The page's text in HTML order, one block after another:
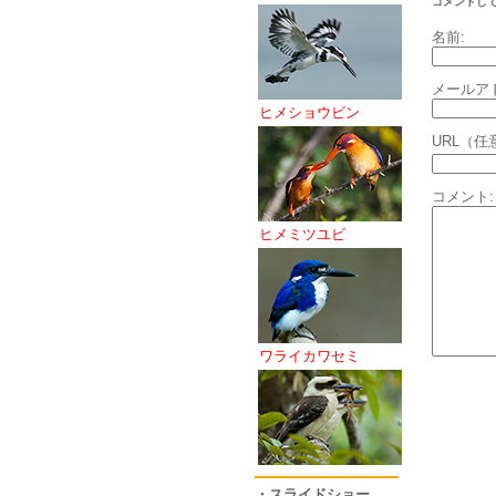
ヒメショウビン
ヒメミツユビ
ワライカワセミ
名前:
メールア
URL（任
コメント: